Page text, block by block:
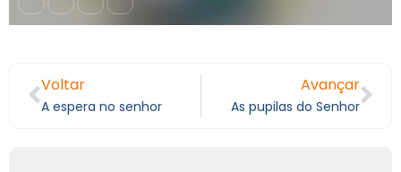
Voltar
A espera no senhor
Avançar
As pupilas do Senhor